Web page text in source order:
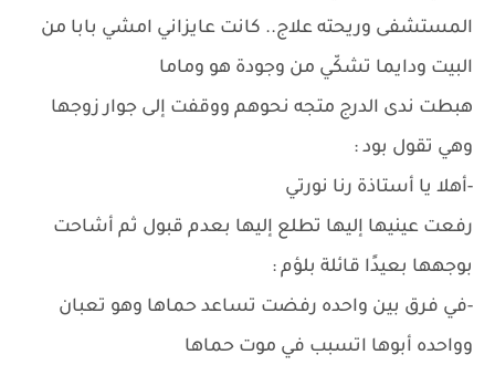
المستشفى وريحته علاج.. كانت عايزاني امشي بابا من
البيت ودايما تشكّي من وجودة هو وماما
هبطت ندى الدرج متجه نحوهم ووقفت إلى جوار زوجها
وهي تقول بود :
-أهلا يا أستاذة رنا نورتي
رفعت عينيها إليها تطلع إليها بعدم قبول ثم أشاحت
بوجهها بعيدًا قائلة بلؤم :
-في فرق بين واحده رفضت تساعد حماها وهو تعبان
وواحده أبوها اتسبب في موت حماها